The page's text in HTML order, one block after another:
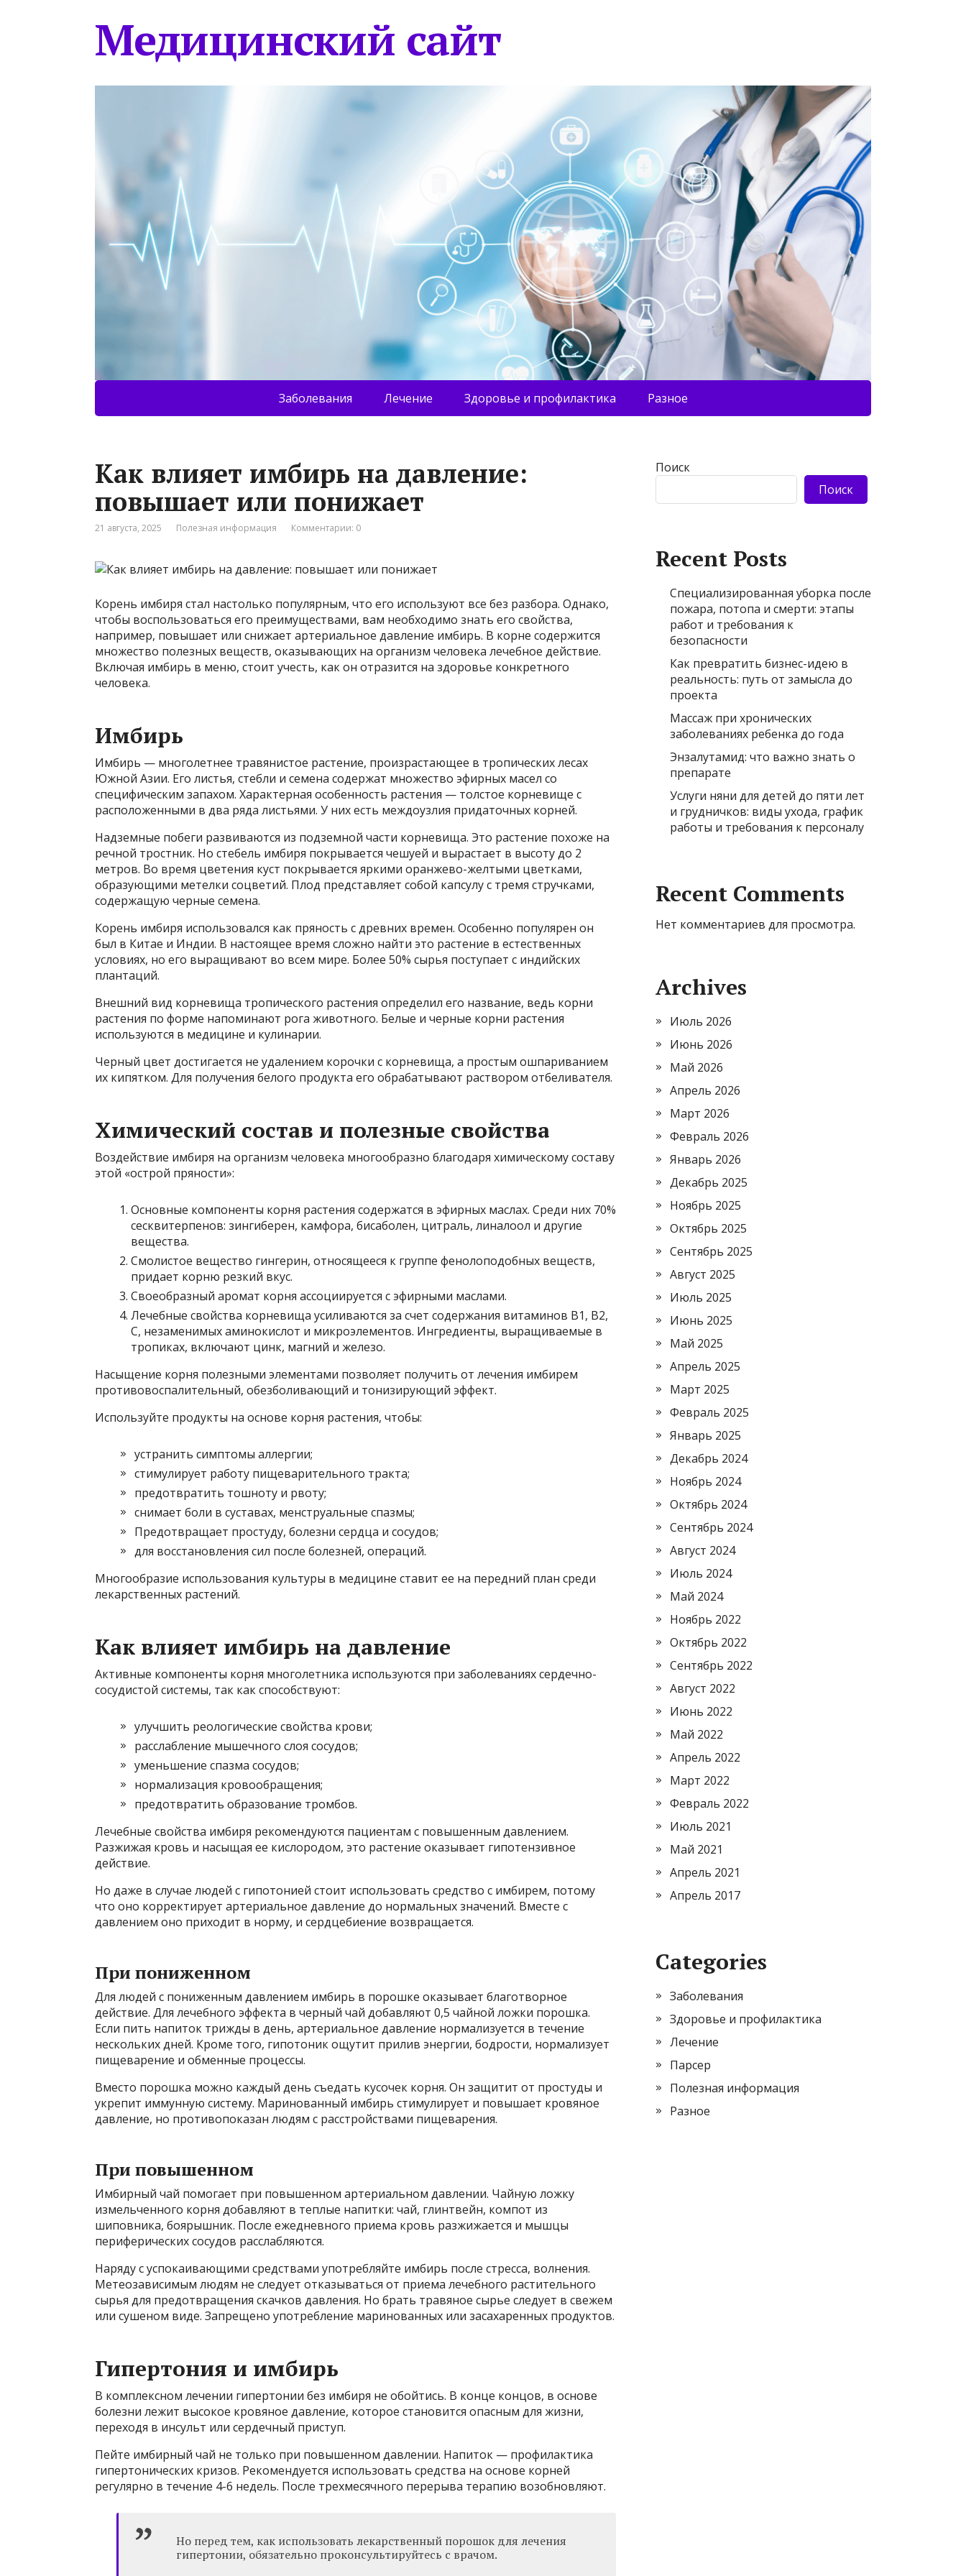
Медицинский сайт
Заболевания Лечение Здоровье и профилактика Разное
Как влияет имбирь на давление:
повышает или понижает
21 августа, 2025 Полезная информация Комментарии: 0
Корень имбиря стал настолько популярным, что его используют все без разбора. Однако,
чтобы воспользоваться его преимуществами, вам необходимо знать его свойства,
например, повышает или снижает артериальное давление имбирь. В корне содержится
множество полезных веществ, оказывающих на организм человека лечебное действие.
Включая имбирь в меню, стоит учесть, как он отразится на здоровье конкретного
человека.
Имбирь
Имбирь — многолетнее травянистое растение, произрастающее в тропических лесах
Южной Азии. Его листья, стебли и семена содержат множество эфирных масел со
специфическим запахом. Характерная особенность растения — толстое корневище с
расположенными в два ряда листьями. У них есть междоузлия придаточных корней.
Надземные побеги развиваются из подземной части корневища. Это растение похоже на
речной тростник. Но стебель имбиря покрывается чешуей и вырастает в высоту до 2
метров. Во время цветения куст покрывается яркими оранжево-желтыми цветками,
образующими метелки соцветий. Плод представляет собой капсулу с тремя стручками,
содержащую черные семена.
Корень имбиря использовался как пряность с древних времен. Особенно популярен он
был в Китае и Индии. В настоящее время сложно найти это растение в естественных
условиях, но его выращивают во всем мире. Более 50% сырья поступает с индийских
плантаций.
Внешний вид корневища тропического растения определил его название, ведь корни
растения по форме напоминают рога животного. Белые и черные корни растения
используются в медицине и кулинарии.
Черный цвет достигается не удалением корочки с корневища, а простым ошпариванием
их кипятком. Для получения белого продукта его обрабатывают раствором отбеливателя.
Химический состав и полезные свойства
Воздействие имбиря на организм человека многообразно благодаря химическому составу
этой «острой пряности»:
Основные компоненты корня растения содержатся в эфирных маслах. Среди них 70%
сесквитерпенов: зингиберен, камфора, бисаболен, цитраль, линалоол и другие
вещества.
Смолистое вещество гингерин, относящееся к группе фенолоподобных веществ,
придает корню резкий вкус.
Своеобразный аромат корня ассоциируется с эфирными маслами.
Лечебные свойства корневища усиливаются за счет содержания витаминов B1, B2,
C, незаменимых аминокислот и микроэлементов. Ингредиенты, выращиваемые в
тропиках, включают цинк, магний и железо.
Насыщение корня полезными элементами позволяет получить от лечения имбирем
противовоспалительный, обезболивающий и тонизирующий эффект.
Используйте продукты на основе корня растения, чтобы:
устранить симптомы аллергии;
стимулирует работу пищеварительного тракта;
предотвратить тошноту и рвоту;
снимает боли в суставах, менструальные спазмы;
Предотвращает простуду, болезни сердца и сосудов;
для восстановления сил после болезней, операций.
Многообразие использования культуры в медицине ставит ее на передний план среди
лекарственных растений.
Как влияет имбирь на давление
Активные компоненты корня многолетника используются при заболеваниях сердечно-
сосудистой системы, так как способствуют:
улучшить реологические свойства крови;
расслабление мышечного слоя сосудов;
уменьшение спазма сосудов;
нормализация кровообращения;
предотвратить образование тромбов.
Лечебные свойства имбиря рекомендуются пациентам с повышенным давлением.
Разжижая кровь и насыщая ее кислородом, это растение оказывает гипотензивное
действие.
Но даже в случае людей с гипотонией стоит использовать средство с имбирем, потому
что оно корректирует артериальное давление до нормальных значений. Вместе с
давлением оно приходит в норму, и сердцебиение возвращается.
При пониженном
Для людей с пониженным давлением имбирь в порошке оказывает благотворное
действие. Для лечебного эффекта в черный чай добавляют 0,5 чайной ложки порошка.
Если пить напиток трижды в день, артериальное давление нормализуется в течение
нескольких дней. Кроме того, гипотоник ощутит прилив энергии, бодрости, нормализует
пищеварение и обменные процессы.
Вместо порошка можно каждый день съедать кусочек корня. Он защитит от простуды и
укрепит иммунную систему. Маринованный имбирь стимулирует и повышает кровяное
давление, но противопоказан людям с расстройствами пищеварения.
При повышенном
Имбирный чай помогает при повышенном артериальном давлении. Чайную ложку
измельченного корня добавляют в теплые напитки: чай, глинтвейн, компот из
шиповника, боярышник. После ежедневного приема кровь разжижается и мышцы
периферических сосудов расслабляются.
Наряду с успокаивающими средствами употребляйте имбирь после стресса, волнения.
Метеозависимым людям не следует отказываться от приема лечебного растительного
сырья для предотвращения скачков давления. Но брать травяное сырье следует в свежем
или сушеном виде. Запрещено употребление маринованных или засахаренных продуктов.
Гипертония и имбирь
В комплексном лечении гипертонии без имбиря не обойтись. В конце концов, в основе
болезни лежит высокое кровяное давление, которое становится опасным для жизни,
переходя в инсульт или сердечный приступ.
Пейте имбирный чай не только при повышенном давлении. Напиток — профилактика
гипертонических кризов. Рекомендуется использовать средства на основе корней
регулярно в течение 4-6 недель. После трехмесячного перерыва терапию возобновляют.
Но перед тем, как использовать лекарственный порошок для лечения
гипертонии, обязательно проконсультируйтесь с врачом.
Поиск
Поиск
Recent Posts
Специализированная уборка после
пожара, потопа и смерти: этапы
работ и требования к
безопасности
Как превратить бизнес-идею в
реальность: путь от замысла до
проекта
Массаж при хронических
заболеваниях ребенка до года
Энзалутамид: что важно знать о
препарате
Услуги няни для детей до пяти лет
и грудничков: виды ухода, график
работы и требования к персоналу
Recent Comments
Нет комментариев для просмотра.
Archives
Июль 2026
Июнь 2026
Май 2026
Апрель 2026
Март 2026
Февраль 2026
Январь 2026
Декабрь 2025
Ноябрь 2025
Октябрь 2025
Сентябрь 2025
Август 2025
Июль 2025
Июнь 2025
Май 2025
Апрель 2025
Март 2025
Февраль 2025
Январь 2025
Декабрь 2024
Ноябрь 2024
Октябрь 2024
Сентябрь 2024
Август 2024
Июль 2024
Май 2024
Ноябрь 2022
Октябрь 2022
Сентябрь 2022
Август 2022
Июнь 2022
Май 2022
Апрель 2022
Март 2022
Февраль 2022
Июль 2021
Май 2021
Апрель 2021
Апрель 2017
Categories
Заболевания
Здоровье и профилактика
Лечение
Парсер
Полезная информация
Разное